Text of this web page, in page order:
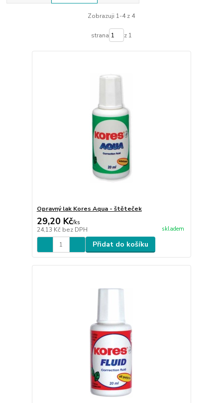
Zobrazuji 1-4 z 4
strana z 1
Opravný lak Kores Aqua - štěteček
29,20 Kč/ks
24,13 Kč bez DPH skladem
Přidat do košíku